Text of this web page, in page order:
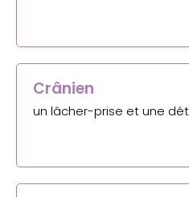
Crânien
un lâcher-prise et une